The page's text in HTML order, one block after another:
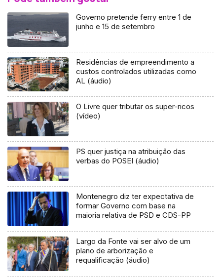
Governo pretende ferry entre 1 de
junho e 15 de setembro
Residências de empreendimento a
custos controlados utilizadas como
AL (áudio)
O Livre quer tributar os super-ricos
(vídeo)
PS quer justiça na atribuição das
verbas do POSEI (áudio)
Montenegro diz ter expectativa de
formar Governo com base na
maioria relativa de PSD e CDS-PP
Largo da Fonte vai ser alvo de um
plano de arborização e
requalificação (áudio)